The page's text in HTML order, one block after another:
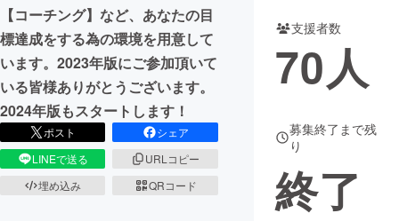
【コーチング】など、あなたの目
標達成をする為の環境を用意して
います。2023年版にご参加頂いて
いる皆様ありがとうございます。
2024年版もスタートします！
ポスト
シェア
LINEで送る
URLコピー
埋め込み
QRコード
支援者数
70人
募集終了まで残
り
終了